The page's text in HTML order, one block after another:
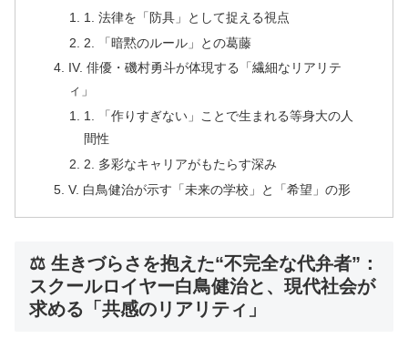
1. 法律を「防具」として捉える視点
2. 「暗黙のルール」との葛藤
IV. 俳優・磯村勇斗が体現する「繊細なリアリテ
ィ」
1. 「作りすぎない」ことで生まれる等身大の人
間性
2. 多彩なキャリアがもたらす深み
V. 白鳥健治が示す「未来の学校」と「希望」の形
⚖️ 生きづらさを抱えた“不完全な代弁者”：
スクールロイヤー白鳥健治と、現代社会が
求める「共感のリアリティ」